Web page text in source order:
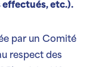
effectués, etc.).
par un Comité
respect des